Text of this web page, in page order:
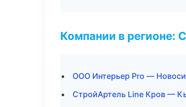
Компании в регионе:
ООО Интерьер Pro —
СтройАртель Line Кров —